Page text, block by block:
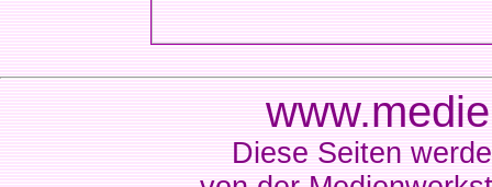
Diese Seiten